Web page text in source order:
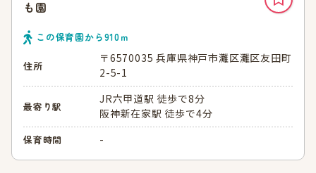
も園
この保育園から910ｍ
住所
〒6570035 兵庫県神戸市灘区灘区友田町
2-5-1
最寄り駅
JR六甲道駅 徒歩で8分
阪神新在家駅 徒歩で4分
保育時間 -